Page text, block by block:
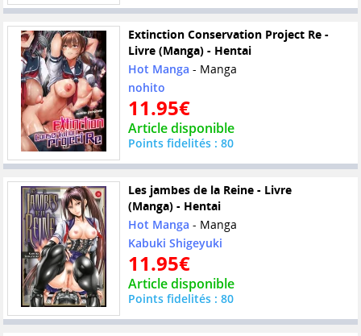
Extinction Conservation Project Re -
Livre (Manga) - Hentai
Hot Manga - Manga
nohito
11.95€
Article disponible
Points fidelités : 80
Les jambes de la Reine - Livre
(Manga) - Hentai
Hot Manga - Manga
Kabuki Shigeyuki
11.95€
Article disponible
Points fidelités : 80